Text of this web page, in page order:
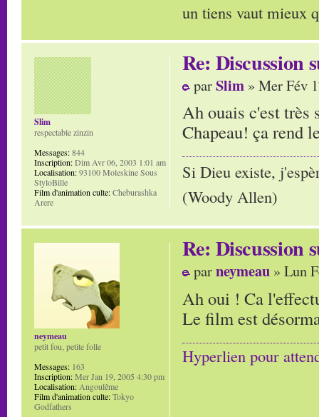
un tiens vaut mieux
Re: Discussion
parSlim » Mer Fév
Ah ouais c'est très
Chapeau! ça rend
Si Dieu existe,
(Woody Allen)
Slim
respectable zinzin
Messages:844
Inscription:Dim Avr 06, 2003 1:01 am
Localisation:93100 Moleskine Sous
StyloBille
Film d'animation culte:Cheburashka
Arere
Re: Discussion
parneymeau » Lun
Ah oui ! Ca
Le film est
Hyperlien pour
neymeau
petit fou, petite folle
Messages: 163
Inscription:Mer Jan 19, 2005 4:30 pm
Localisation: Angoulême
Film d'animation culte:Tokyo
Godfathers